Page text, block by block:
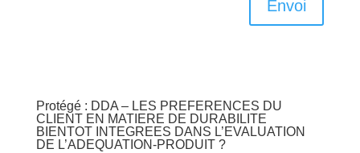
Envoi
Protégé : DDA – LES PREFERENCES DU
CLIENT EN MATIERE DE DURABILITE
BIENTOT INTEGREES DANS L’EVALUATION
DE L’ADEQUATION-PRODUIT ?